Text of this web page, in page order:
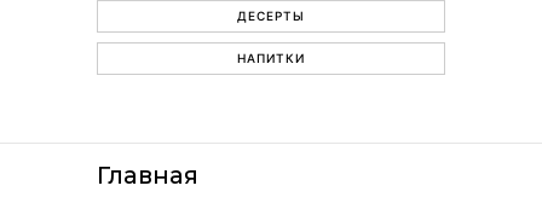
ДЕСЕРТЫ
НАПИТКИ
Главная